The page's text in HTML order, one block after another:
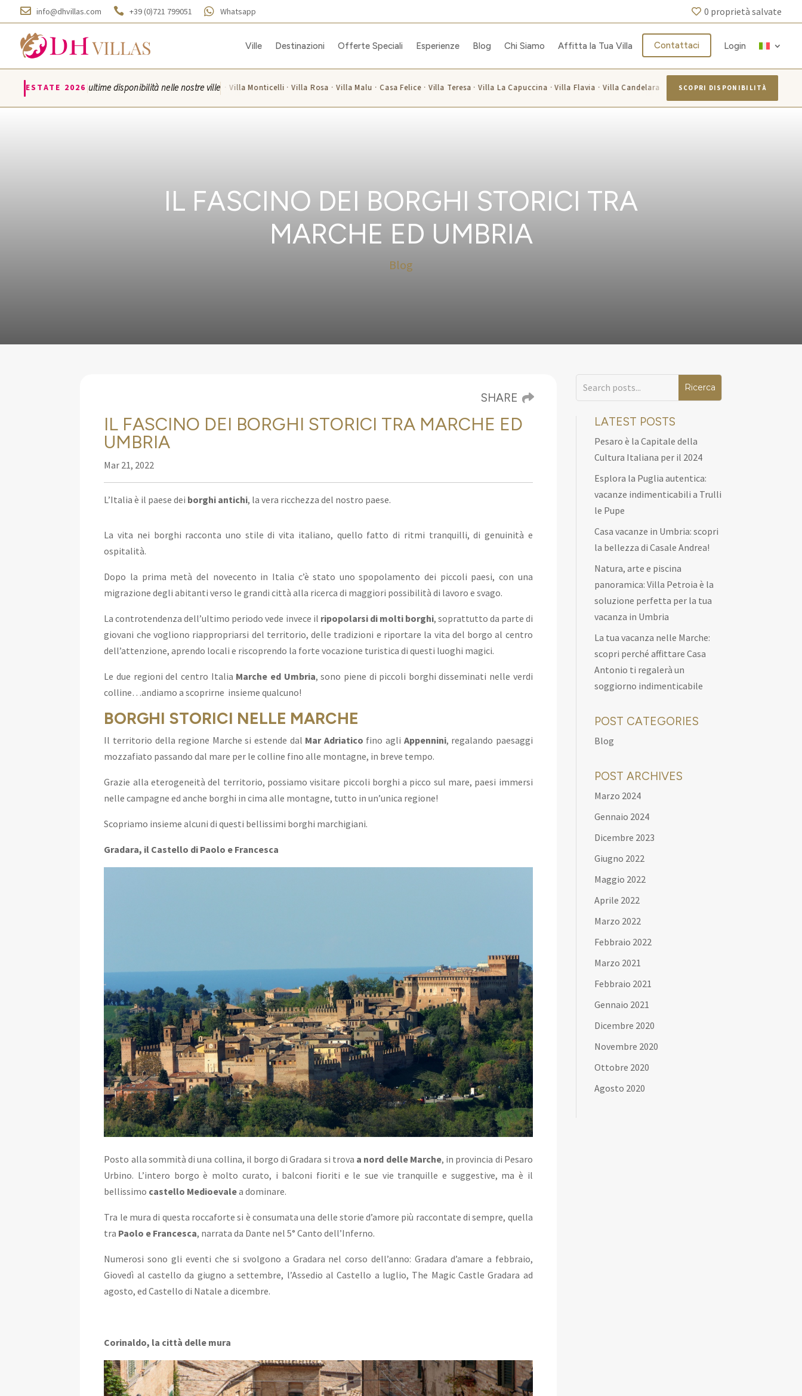
 info@dhvillas.com  +39 (0)721 799051  Whatsapp 0 proprietà salvate
Ville Destinazioni Offerte Speciali Esperienze Blog Chi Siamo Affitta la Tua Villa Contattaci Login
ESTATE 2026 ultime disponibilità nelle nostre villeVilla Azzurra · Villa Monticelli · Villa Rosa · Villa Malu · Casa Felice · Villa Teresa · Villa La Capuccina · Villa Flavia · Villa Candelara Villa Azzurra · Villa
SCOPRI DISPONIBILITÀ
IL FASCINO DEI BORGHI STORICI TRA
MARCHE ED UMBRIA
Blog
SHARE
IL FASCINO DEI BORGHI STORICI TRA MARCHE ED
UMBRIA
Mar 21, 2022
L’Italia è il paese dei borghi antichi, la vera ricchezza del nostro paese.
La vita nei borghi racconta uno stile di vita italiano, quello fatto di ritmi tranquilli, di genuinità e
ospitalità.
Dopo la prima metà del novecento in Italia c’è stato uno spopolamento dei piccoli paesi, con una
migrazione degli abitanti verso le grandi città alla ricerca di maggiori possibilità di lavoro e svago.
La controtendenza dell’ultimo periodo vede invece il ripopolarsi di molti borghi, soprattutto da parte di
giovani che vogliono riappropriarsi del territorio, delle tradizioni e riportare la vita del borgo al centro
dell’attenzione, aprendo locali e riscoprendo la forte vocazione turistica di questi luoghi magici.
Le due regioni del centro Italia Marche ed Umbria, sono piene di piccoli borghi disseminati nelle verdi
colline…andiamo a scoprirne insieme qualcuno!
BORGHI STORICI NELLE MARCHE
Il territorio della regione Marche si estende dal Mar Adriatico fino agli Appennini, regalando paesaggi
mozzafiato passando dal mare per le colline fino alle montagne, in breve tempo.
Grazie alla eterogeneità del territorio, possiamo visitare piccoli borghi a picco sul mare, paesi immersi
nelle campagne ed anche borghi in cima alle montagne, tutto in un’unica regione!
Scopriamo insieme alcuni di questi bellissimi borghi marchigiani.
Gradara, il Castello di Paolo e Francesca
Posto alla sommità di una collina, il borgo di Gradara si trova a nord delle Marche, in provincia di Pesaro
Urbino. L’intero borgo è molto curato, i balconi fioriti e le sue vie tranquille e suggestive, ma è il
bellissimo castello Medioevalea dominare.
Tra le mura di questa roccaforte si è consumata una delle storie d’amore più raccontate di sempre, quella
tra Paolo e Francesca, narrata da Dante nel 5° Canto dell’Inferno.
Numerosi sono gli eventi che si svolgono a Gradara nel corso dell’anno: Gradara d’amare a febbraio,
Giovedì al castello da giugno a settembre, l’Assedio al Castello a luglio, The Magic Castle Gradara ad
agosto, edCastello di Natale adicembre.
Corinaldo, la città delle mura
LATEST POSTS
Pesaro è la Capitale della
Cultura Italiana per il 2024
Esplora la Puglia autentica:
vacanze indimenticabili a Trulli
le Pupe
Casa vacanze in Umbria: scopri
la bellezza di Casale Andrea!
Natura, arte e piscina
panoramica: Villa Petroia è la
soluzione perfetta per la tua
vacanza in Umbria
La tua vacanza nelle Marche:
scopri perché affittare Casa
Antonio ti regalerà un
soggiorno indimenticabile
POST CATEGORIES
Blog
POST ARCHIVES
Marzo 2024
Gennaio 2024
Dicembre 2023
Giugno 2022
Maggio 2022
Aprile 2022
Marzo 2022
Febbraio 2022
Marzo 2021
Febbraio 2021
Gennaio 2021
Dicembre 2020
Novembre 2020
Ottobre 2020
Agosto 2020